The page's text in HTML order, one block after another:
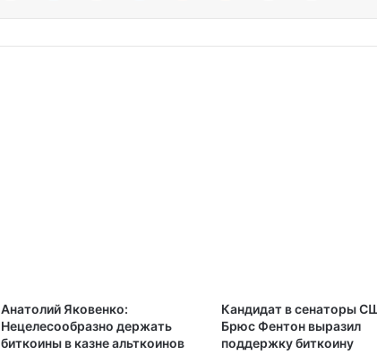
Анатолий Яковенко:
Нецелесообразно держать
биткоины в казне альткоинов
Кандидат в сенаторы
Брюс Фентон выразил
поддержку биткоину